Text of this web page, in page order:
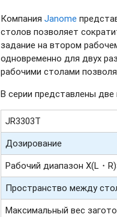
Компания Janome
столов позволяет
задание на втором
одновременно для двух
рабочими столами
В серии представлены две
JR3303T
Дозирование
Рабочий диапазон X(L・
Пространство между
Максимальный вес